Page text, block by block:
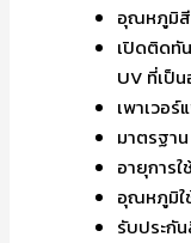
อุณหภูมิสี
เปิดติดทั
UV ที่เป็
เพาเวอร์
มาตรฐา
อายุการ
อุณหภูมิใ
รับประกั